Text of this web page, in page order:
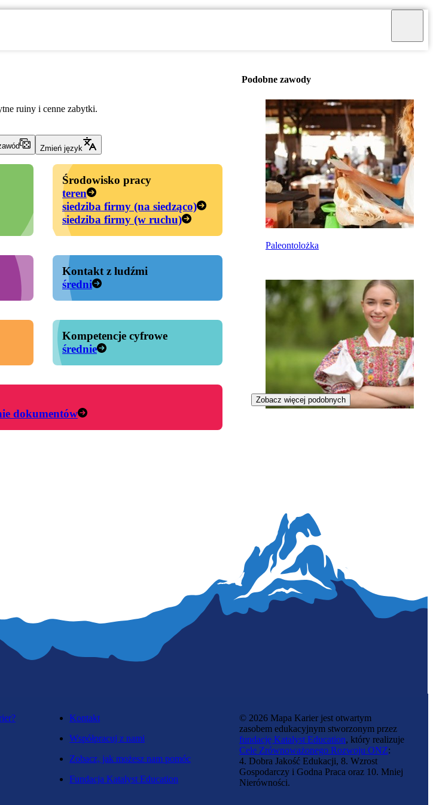
ruiny i cenne zabytki.
Zmień język
Środowisko pracy
teren
siedziba firmy (na siedząco)
siedziba firmy (w ruchu)
Kontakt z ludźmi
średni
Kompetencje cyfrowe
średnie
dokumentów
Podobne zawody
Paleontolożka
Antropolożka
Specjalistka przetwarzania odpadów
Zobacz więcej podobnych
Kontakt
Współpracuj z nami
Zobacz, jak możesz nam pomóc
Fundacja Katalyst Education
© 2026 Mapa Karier jest otwartym
zasobem edukacyjnym stworzonym przez
fundację Katalyst Education, który realizuje
Cele Zrównoważonego Rozwoju ONZ:
4. Dobra Jakość Edukacji, 8. Wzrost
Gospodarczy i Godna Praca oraz 10. Mniej
Nierówności.